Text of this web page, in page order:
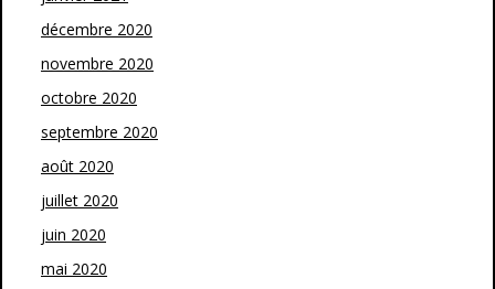
décembre 2020
novembre 2020
octobre 2020
septembre 2020
août 2020
juillet 2020
juin 2020
mai 2020